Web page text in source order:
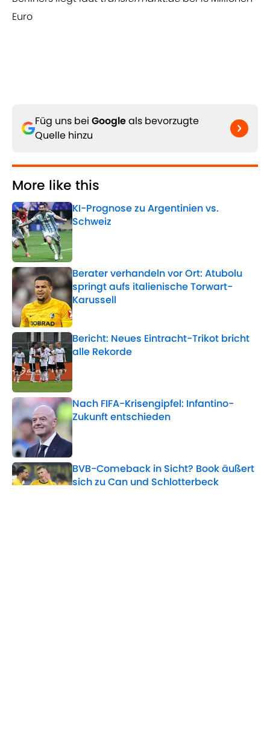
Euro
Füg uns bei Googleals bevorzugte
Quelle hinzu
More like this
KI-Prognose zu Argentinien vs.
Schweiz
Published by on Invalid Date
Berater verhandeln vor Ort: Atubolu
springt aufs italienische Torwart-
Karussell
Published by on Invalid Date
Bericht: Neues Eintracht-Trikot bricht
alle Rekorde
Published by on Invalid Date
Nach FIFA-Krisengipfel: Infantino-
Zukunft entschieden
Published by on Invalid Date
BVB-Comeback in Sicht? Book äußert
sich zu Can und Schlotterbeck